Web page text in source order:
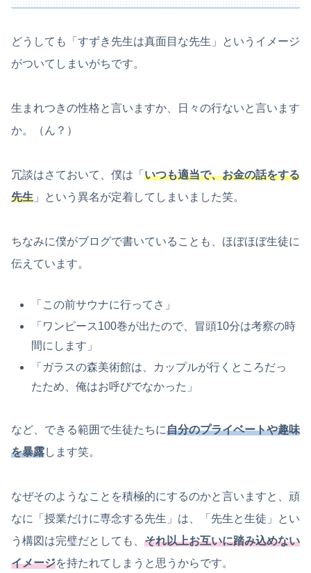
どうしても「すずき先生は真面目な先生」というイメージ
がついてしまいがちです。
生まれつきの性格と言いますか、日々の行ないと言います
か。（ん？）
冗談はさておいて、僕は「 いつも適当で、お金の話をする
先生 」という異名が定着してしまいました笑。
ちなみに僕がブログで書いていることも、ほぼほぼ生徒に
伝えています。
「この前サウナに行ってさ」
「ワンピース100巻が出たので、冒頭10分は考察の時
間にします」
「ガラスの森美術館は、カップルが行くところだっ
たため、俺はお呼びでなかった」
など、できる範囲で生徒たちに自分のプライベートや趣味
を暴露します笑。
なぜそのようなことを積極的にするのかと言いますと、頑
なに「授業だけに専念する先生」は、「先生と生徒」とい
う構図は完璧だとしても、 それ以上お互いに踏み込めない
イメージを持たれてしまうと思うからです。